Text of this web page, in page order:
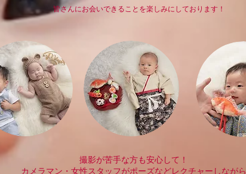
皆さんにお会いできることを楽しみにしております！
撮影が苦手な方も安心して！
カメラマン・女性スタッフがポーズなどレクチャーしながら